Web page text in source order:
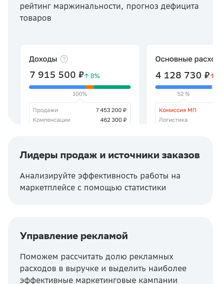
рейтинг маржинальности, прогноз дефицита
товаров
7 915 500 ₽ 4 128 730 ₽
Управление рекламой
Поможем рассчитать долю рекламных
расходов в выручке и выделить наиболее
эффективные маркетинговые кампании
Лидеры продаж и источники заказов
Анализируйте эффективность работы на
маркетплейсе с помощью статистики